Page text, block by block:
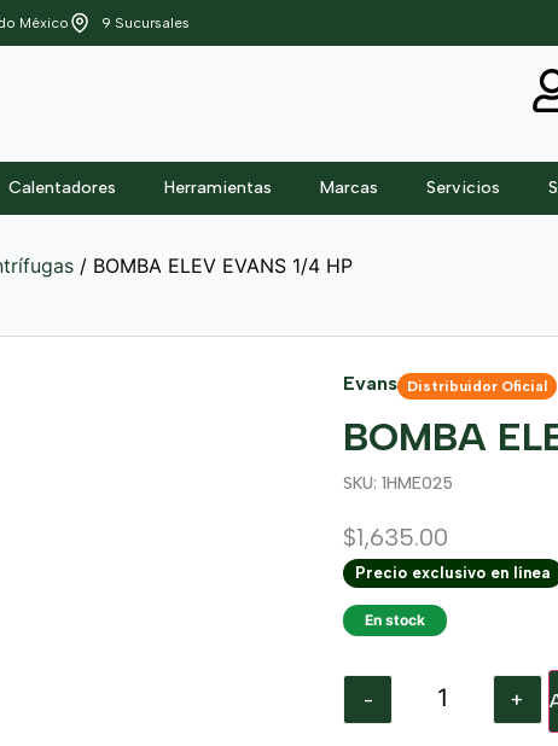
México 9 Sucursales
Calentadores Herramientas Marcas Servicios
/ BOMBA ELEV EVANS 1/4 HP
Evans Distribuidor Oficial
BOMBA
SKU: 1HME025
$1,635.00
Precio exclusivo en línea
En stock
- +